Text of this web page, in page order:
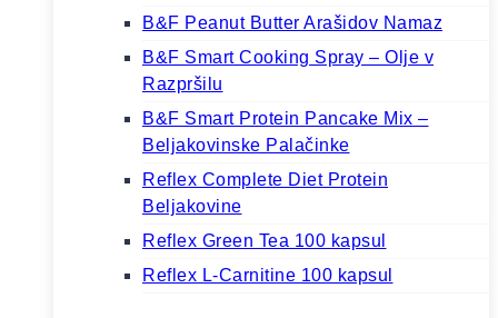
B&F Peanut Butter Arašidov Namaz
B&F Smart Cooking Spray – Olje v
Razpršilu
B&F Smart Protein Pancake Mix –
Beljakovinske Palačinke
Reflex Complete Diet Protein
Beljakovine
Reflex Green Tea 100 kapsul
Reflex L-Carnitine 100 kapsul